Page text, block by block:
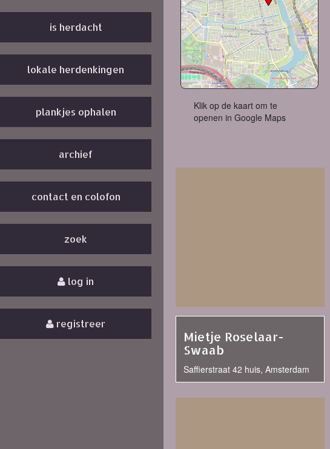
is herdacht
lokale herdenkingen
plankjes ophalen
archief
contact en colofon
zoek
log in
registreer
Klik op de kaart om te
openen in Google Maps
Mietje Roselaar-
Swaab
Saffierstraat 42 huis, Amsterdam